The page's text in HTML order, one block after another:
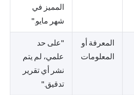
المميز في
شهر مايو."
المعرفة أو
المعلومات
"على حد
علمي، لم يتم
نشر أي تقرير
تدقيق."